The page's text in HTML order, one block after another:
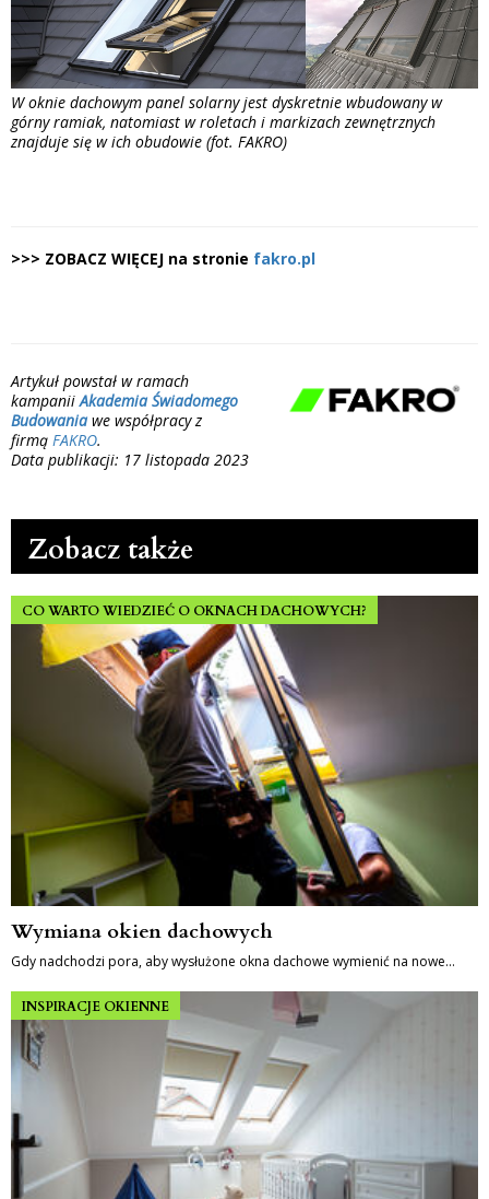
W oknie dachowym panel solarny jest dyskretnie wbudowany w
górny ramiak, natomiast w roletach i markizach zewnętrznych
znajduje się w ich obudowie (fot. FAKRO)
>>> ZOBACZ WIĘCEJ na stronie fakro.pl
Artykuł powstał w ramach
kampaniiAkademia Świadomego
Budowaniawe współpracy z
firmą FAKRO.
Data publikacji: 17 listopada 2023
Zobacz także
CO WARTO WIEDZIEĆ O OKNACH DACHOWYCH?
Wymiana okien dachowych
Gdy nadchodzi pora, aby wysłużone okna dachowe wymienić na nowe…
INSPIRACJE OKIENNE